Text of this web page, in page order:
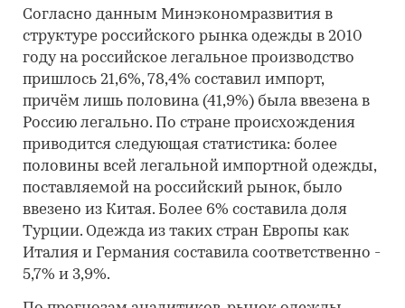
Согласно данным Минэкономразвития в
структуре российского рынка одежды в 2010
году на российское легальное производство
пришлось 21,6%, 78,4% составил импорт,
причём лишь половина (41,9%) была ввезена в
Россию легально. По стране происхождения
приводится следующая статистика: более
половины всей легальной импортной одежды,
поставляемой на российский рынок, было
ввезено из Китая. Более 6% составила доля
Турции. Одежда из таких стран Европы как
Италия и Германия составила соответственно -
5,7% и 3,9%.